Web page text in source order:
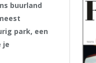
buurland
park, een
je